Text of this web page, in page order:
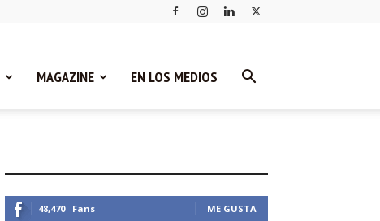
MAGAZINE EN LOS MEDIOS
48,470 Fans ME GUSTA